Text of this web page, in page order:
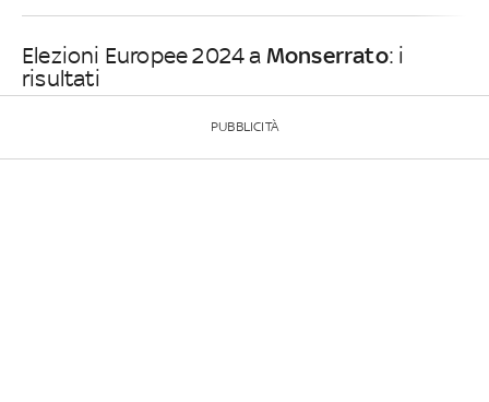
Elezioni Europee 2024 a Monserrato: i
risultati
PUBBLICITÀ